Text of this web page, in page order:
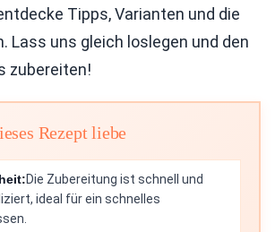
Tipps, Varianten und die
Lass uns gleich loslegen und den
zubereiten!
Rezept liebe
Die Zubereitung ist schnell und
ideal für ein schnelles